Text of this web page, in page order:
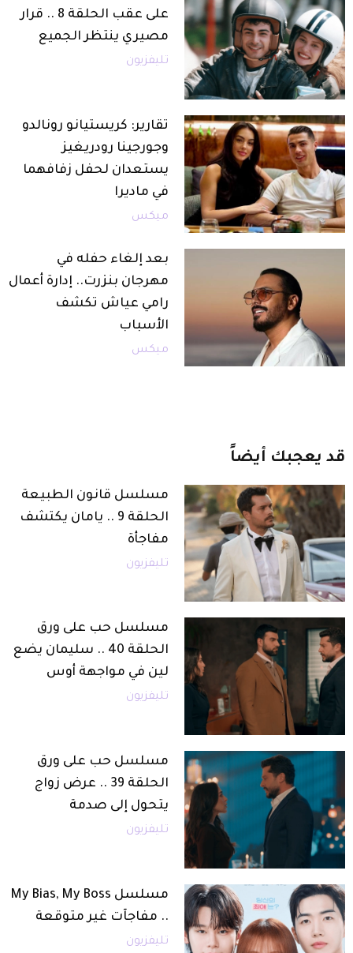
على عقب الحلقة 8 .. قرار
مصيري ينتظر الجميع
تليفزيون
تقارير: كريستيانو رونالدو
وجورجينا رودريغيز
يستعدان لحفل زفافهما
في ماديرا
ميكس
بعد إلغاء حفله في
مهرجان بنزرت.. إدارة أعمال
رامي عياش تكشف
الأسباب
ميكس
قد يعجبك أيضاً
مسلسل قانون الطبيعة
الحلقة 9 .. يامان يكتشف
مفاجأة
تليفزيون
مسلسل حب على ورق
الحلقة 40 .. سليمان يضع
لين في مواجهة أوس
تليفزيون
مسلسل حب على ورق
الحلقة 39 .. عرض زواج
يتحول إلى صدمة
تليفزيون
مسلسل My Bias, My Boss
.. مفاجآت غير متوقعة
تليفزيون